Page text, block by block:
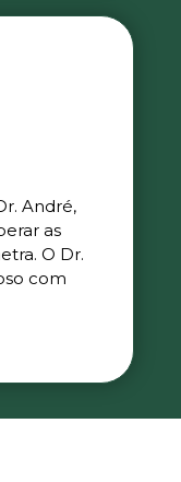
André,
as
O Dr.
com